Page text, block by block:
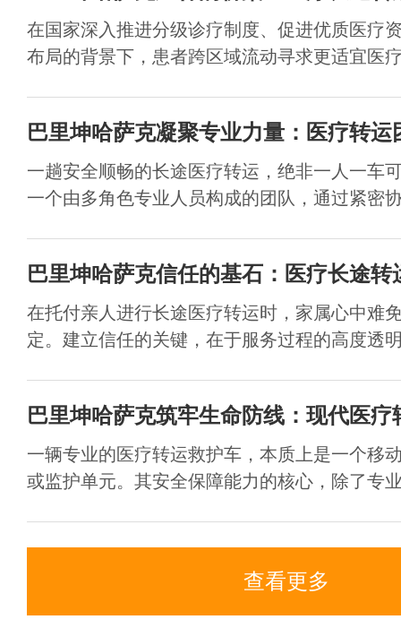
在国家深入推进分级诊疗制度、促进优质医疗
布局的背景下，患者跨区域流动寻求更适宜医
巴里坤哈萨克凝聚专业力量：医疗转运
一趟安全顺畅的长途医疗转运，绝非一人一车
一个由多角色专业人员构成的团队，通过紧密
巴里坤哈萨克信任的基石：医疗长途转
在托付亲人进行长途医疗转运时，家属心中难
定。建立信任的关键，在于服务过程的高度透
巴里坤哈萨克筑牢生命防线：现代医疗
一辆专业的医疗转运救护车，本质上是一个移
或监护单元。其安全保障能力的核心，除了专
查看更多